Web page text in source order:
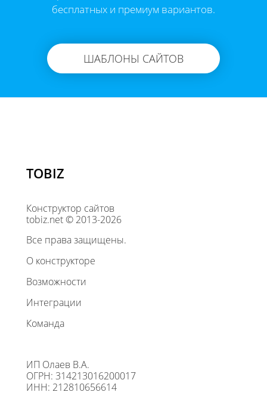
бесплатных и премиум вариантов.
ШАБЛОНЫ САЙТОВ
TOBIZ
Конструктор сайтов
tobiz.net © 2013-2026
Все права защищены.
О конструкторе
Возможности
Интеграции
Команда
ИП Олаев В.А.
ОГРН: 314213016200017
ИНН: 212810656614